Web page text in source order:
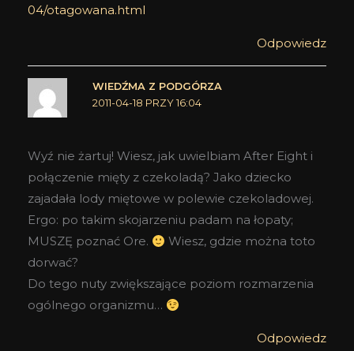
04/otagowana.html
Odpowiedz
WIEDŹMA Z PODGÓRZA
2011-04-18 PRZY 16:04
Wyź nie żartuj! Wiesz, jak uwielbiam After Eight i
połączenie mięty z czekoladą? Jako dziecko
zajadała lody miętowe w polewie czekoladowej.
Ergo: po takim skojarzeniu padam na łopaty;
MUSZĘ poznać Ore.
Wiesz, gdzie można toto
dorwać?
Do tego nuty zwiększające poziom rozmarzenia
ogólnego organizmu…
Odpowiedz